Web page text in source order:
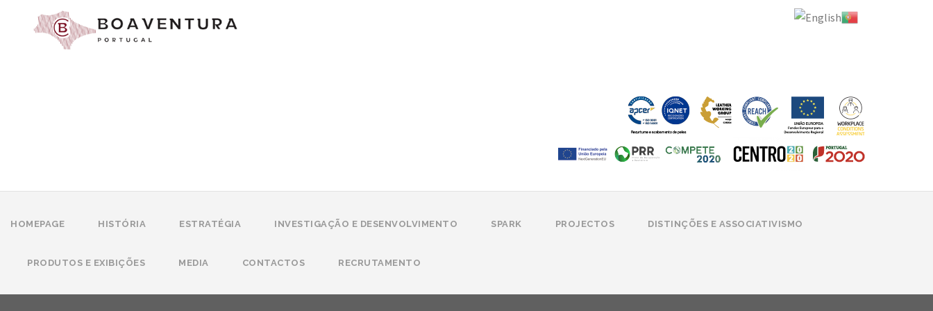
HOMEPAGE HISTÓRIA ESTRATÉGIA INVESTIGAÇÃO E DESENVOLVIMENTO SPARK PROJECTOS DISTINÇÕES E ASSOCIATIVISMO
PRODUTOS E EXIBIÇÕES MEDIA CONTACTOS RECRUTAMENTO